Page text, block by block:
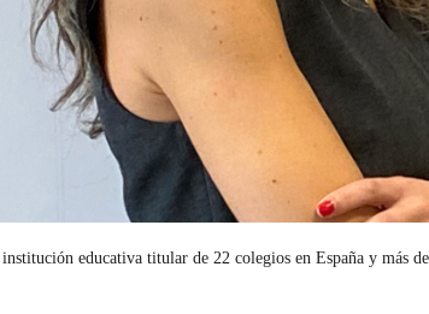
, institución educativa titular de 22 colegios en España y más